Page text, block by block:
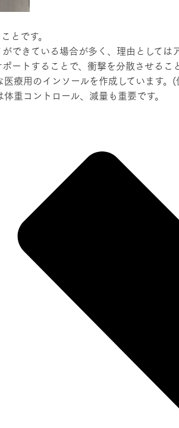
とです。
できている場合が多く、理由として
ートすることで、衝撃を分散させるこ
療用のインソールを作成しています。
重コントロール、減量も重要です。